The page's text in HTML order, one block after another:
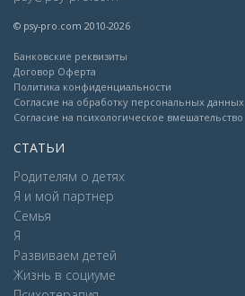
© psy-pro.com 2010-2026
Банковские реквизиты
Договор Оферта
Политика конфиденциальности
Согласие на обработку персональных данных
Согласие на психологическое вмешательство
СТАТЬИ
Родителям о детях
Я и мой партнер
Семья
Я
Развиваем детей
Жизнь в социуме